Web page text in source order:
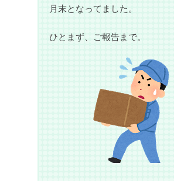
月末となってました。
ひとまず、ご報告まで。